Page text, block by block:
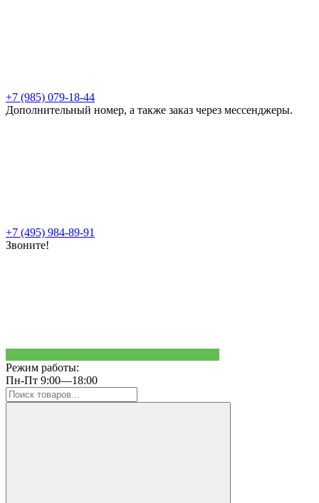
+7 (985) 079-18-44
Дополнительный номер, а также заказ через мессенджеры.
+7 (495) 984-89-91
Звоните!
Режим работы:
Пн-Пт 9:00—18:00